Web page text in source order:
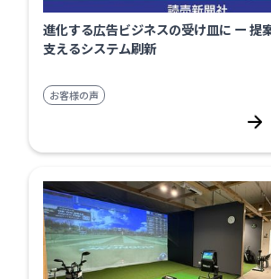
進化する広告ビジネスの受け皿に ー 提
支えるシステム刷新
お客様の声